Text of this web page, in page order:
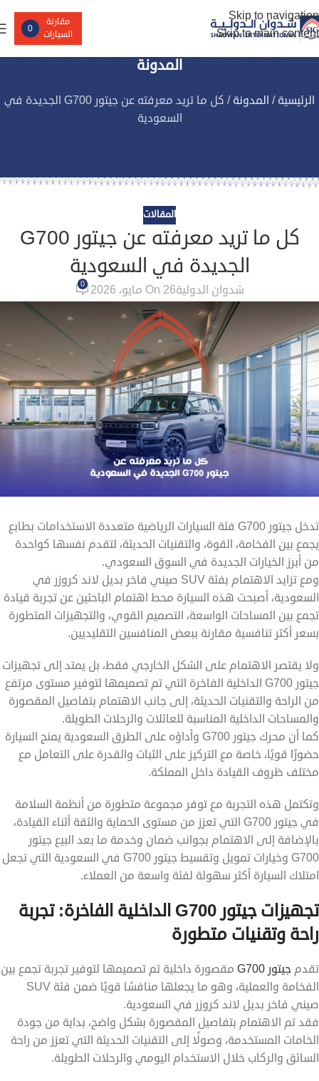
Skip to navigation
Skip to main content
مقارنة
السيارات
0
المدونة
الرئيسية/ المدونة/
كل ما تريد معرفته عن جيتور G700 الجديدة في
السعودية
المقالات
كل ما تريد معرفته عن جيتور G700
الجديدة في السعودية
شدوان الدوليةOn 26 مايو، 2026 0
تدخل جيتور G700 فئة السيارات الرياضية متعددة الاستخدامات بطابع
يجمع بين الفخامة، القوة، والتقنيات الحديثة، لتقدم نفسها كواحدة
من أبرز الخيارات الجديدة في السوق السعودي.
ومع تزايد الاهتمام بفئة SUV صيني فاخر بديل لاند كروزر في
السعودية، أصبحت هذه السيارة محط اهتمام الباحثين عن تجربة قيادة
تجمع بين المساحات الواسعة، التصميم القوي، والتجهيزات المتطورة
بسعر أكثر تنافسية مقارنة ببعض المنافسين التقليديين.
ولا يقتصر الاهتمام على الشكل الخارجي فقط، بل يمتد إلى تجهيزات
جيتور G700 الداخلية الفاخرة التي تم تصميمها لتوفير مستوى مرتفع
من الراحة والتقنيات الحديثة، إلى جانب الاهتمام بتفاصيل المقصورة
والمساحات الداخلية المناسبة للعائلات والرحلات الطويلة.
كما أن محرك جيتور G700 وأداؤه على الطرق السعودية يمنح السيارة
حضورًا قويًا، خاصة مع التركيز على الثبات والقدرة على التعامل مع
مختلف ظروف القيادة داخل المملكة.
وتكتمل هذه التجربة مع توفر مجموعة متطورة من أنظمة السلامة
في جيتور G700 التي تعزز من مستوى الحماية والثقة أثناء القيادة،
بالإضافة إلى الاهتمام بجوانب ضمان وخدمة ما بعد البيع جيتور
G700 وخيارات تمويل وتقسيط جيتور G700 في السعودية التي تجعل
امتلاك السيارة أكثر سهولة لفئة واسعة من العملاء.
تجهيزات جيتور G700 الداخلية الفاخرة: تجربة
راحة وتقنيات متطورة
تقدم جيتور G700
مقصورة داخلية تم تصميمها لتوفير تجربة تجمع بين
الفخامة والعملية، وهو ما يجعلها منافسًا قويًا ضمن فئة SUV
صيني فاخر بديل لاند كروزر في السعودية.
فقد تم الاهتمام بتفاصيل المقصورة بشكل واضح، بداية من جودة
الخامات المستخدمة، وصولًا إلى التقنيات الحديثة التي تعزز من راحة
السائق والركاب خلال الاستخدام اليومي والرحلات الطويلة.